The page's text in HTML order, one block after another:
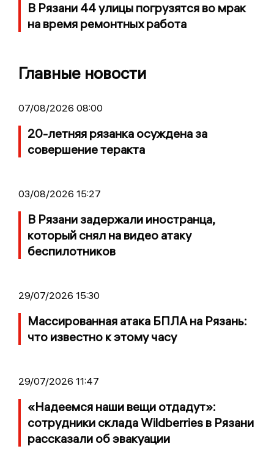
В Рязани 44 улицы погрузятся во мрак
на время ремонтных работа
Главные новости
07/08/2026 08:00
20-летняя рязанка осуждена за
совершение теракта
03/08/2026 15:27
В Рязани задержали иностранца,
который снял на видео атаку
беспилотников
29/07/2026 15:30
Массированная атака БПЛА на Рязань:
что известно к этому часу
29/07/2026 11:47
«Надеемся наши вещи отдадут»:
сотрудники склада Wildberries в Рязани
рассказали об эвакуации